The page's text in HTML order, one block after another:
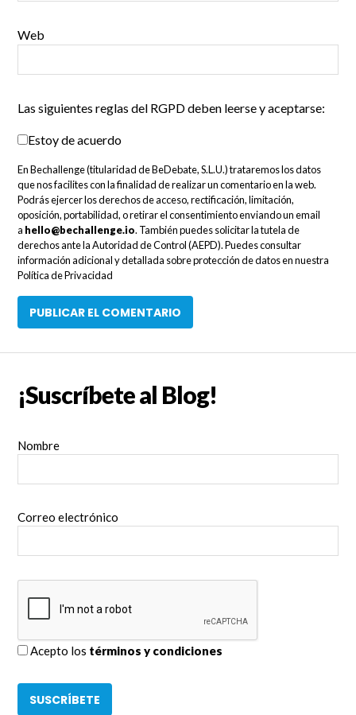
Web
Las siguientes reglas del RGPD deben leerse y aceptarse:
Estoy de acuerdo
En Bechallenge (titularidad de BeDebate, S.L.U.) trataremos los datos
que nos facilites con la finalidad de realizar un comentario en la web.
Podrás ejercer los derechos de acceso, rectificación, limitación,
oposición, portabilidad, o retirar el consentimiento enviando un email
a hello@bechallenge.io. También puedes solicitar la tutela de
derechos ante la Autoridad de Control (AEPD). Puedes consultar
información adicional y detallada sobre protección de datos en nuestra
Política de Privacidad
¡Suscríbete al Blog!
Nombre
Correo electrónico
Acepto los términos y condiciones